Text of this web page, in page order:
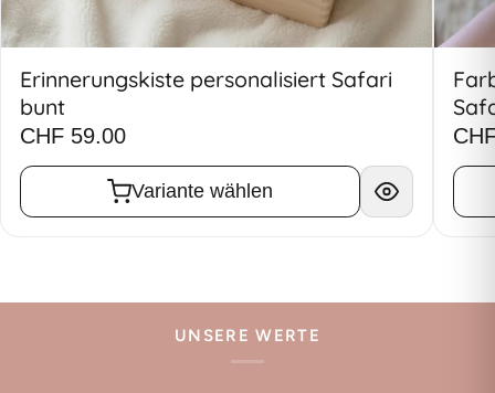
Erinnerungskiste personalisiert Safari
bunt
CHF 59.00
Variante wählen
UNSERE WERTE